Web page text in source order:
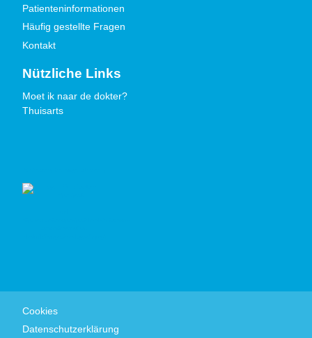
Patienteninformationen
Häufig gestellte Fragen
Kontakt
Nützliche Links
Moet ik naar de dokter?
Thuisarts
Cookies
Datenschutzerklärung